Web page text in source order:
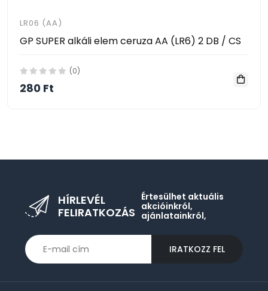
LR06 (AA)
GP SUPER alkáli elem ceruza AA (LR6) 2 DB / CS
(0)
280 Ft
HÍRLEVÉL
FELIRATKOZÁS
Értesülhet aktuális
akcióinkról,
ajánlatainkról,
IRATKOZZ FEL